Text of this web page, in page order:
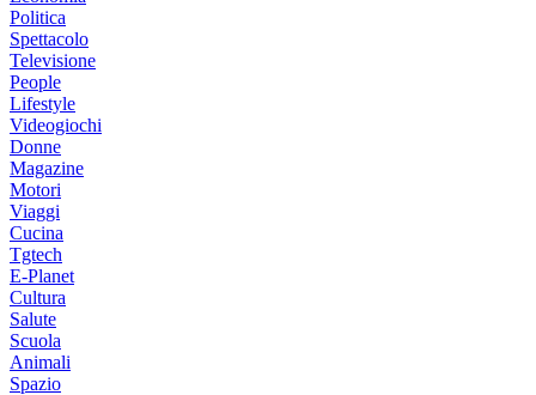
Politica
Spettacolo
Televisione
People
Lifestyle
Videogiochi
Donne
Magazine
Motori
Viaggi
Cucina
Tgtech
E-Planet
Cultura
Salute
Scuola
Animali
Spazio